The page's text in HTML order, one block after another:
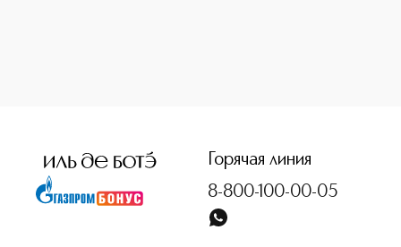
Горячая линия
8-800-100-00-05